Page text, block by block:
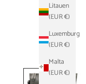
Litauen
(EUR €)
Luxemburg
(EUR €)
Malta
(EUR €)